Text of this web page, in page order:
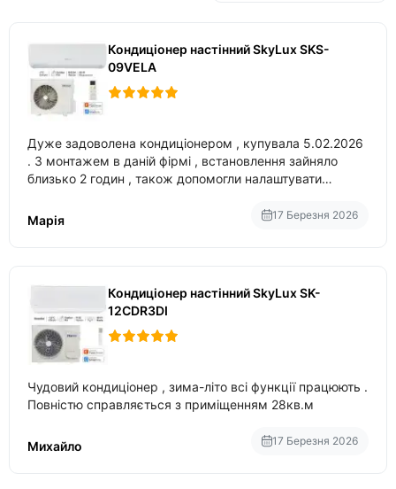
Кондиціонер настінний SkyLux SKS-
09VELA
Дуже задоволена кондиціонером , купувала 5.02.2026
. З монтажем в даній фірмі , встановлення зайняло
близько 2 годин , також допомогли налаштувати
Марія
17 Березня 2026
Кондиціонер настінний SkyLux SK-
12CDR3DI
Чудовий кондиціонер , зима-літо всі функції працюють .
Повністю справляється з приміщенням 28кв.м
Михайло 17 Березня 2026